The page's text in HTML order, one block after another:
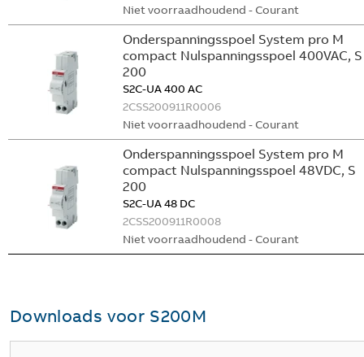
Niet voorraadhoudend - Courant
Onderspanningsspoel System pro M
compact Nulspanningsspoel 400VAC, S
200
S2C-UA 400 AC
2CSS200911R0006
Niet voorraadhoudend - Courant
Onderspanningsspoel System pro M
compact Nulspanningsspoel 48VDC, S
200
S2C-UA 48 DC
2CSS200911R0008
Niet voorraadhoudend - Courant
Downloads voor S200M